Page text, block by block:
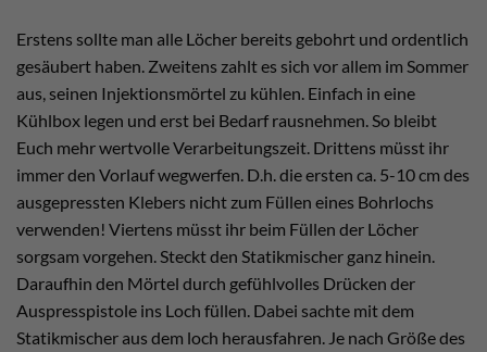
Erstens sollte man alle Löcher bereits gebohrt und ordentlich
gesäubert haben. Zweitens zahlt es sich vor allem im Sommer
aus, seinen Injektionsmörtel zu kühlen. Einfach in eine
Kühlbox legen und erst bei Bedarf rausnehmen. So bleibt
Euch mehr wertvolle Verarbeitungszeit. Drittens müsst ihr
immer den Vorlauf wegwerfen. D.h. die ersten ca. 5-10 cm des
ausgepressten Klebers nicht zum Füllen eines Bohrlochs
verwenden! Viertens müsst ihr beim Füllen der Löcher
sorgsam vorgehen. Steckt den Statikmischer ganz hinein.
Daraufhin den Mörtel durch gefühlvolles Drücken der
Auspresspistole ins Loch füllen. Dabei sachte mit dem
Statikmischer aus dem loch herausfahren. Je nach Größe des